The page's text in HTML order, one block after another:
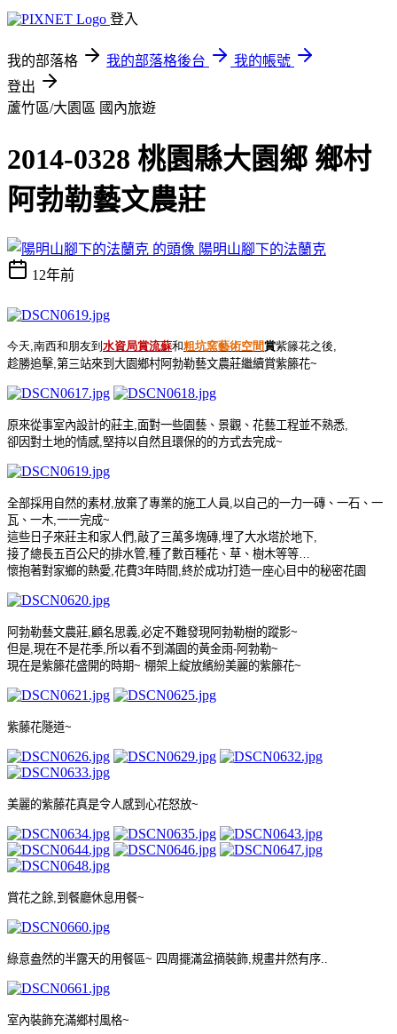
登入
我的部落格 我的部落格後台
我的帳號
登出
蘆竹區/大園區 國內旅遊
2014-0328 桃園縣大園鄉 鄉村
阿勃勒藝文農莊
陽明山腳下的法蘭克
12年前
今天 南西和朋友到 水資局賞流蘇和粗坑窯藝術空間賞紫籐花之後
趁勝追擊 第三站來到大園鄉村阿勃勒藝文農莊繼續賞紫籐花~
原來從事室內設計的莊主 面對一些園藝、景觀、花藝工程並不熟悉
卻因對土地的情感 堅持以自然且環保的的方式去完成~
全部採用自然的素材 放棄了專業的施工人員 以自己的一力一磚、一石、一
瓦、一木 一一完成~
這些日子來莊主和家人們 敲了三萬多塊磚 埋了大水塔於地下
接了總長五百公尺的排水管 種了數百種花、草、樹木等等
懷抱著對家鄉的熱愛 花費3年時間 終於成功打造一座心目中的秘密花園
阿勃勒藝文農莊 顧名思義 必定不難發現阿勃勒樹的蹤影~
但是 現在不是花季 所以看不到滿園的黃金雨-阿勃勒~
現在是紫籐花盛開的時期~ 棚架上綻放繽紛美麗的紫籐花~
紫藤花隧道~
美麗的紫藤花真是令人感到心花怒放~
賞花之餘 到餐廳休息用餐~
綠意盎然的半露天的用餐區~ 四周擺滿盆摘裝飾 規畫井然有序
室內裝飾充滿鄉村風格~